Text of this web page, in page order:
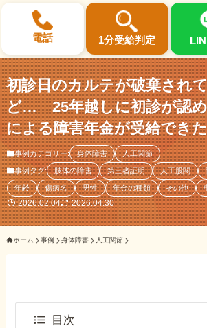
電話 1分受給判定
選ばれる3つの理由
初回相談料0円・受給後報酬型
サポート料金について
県内 No.1 の豊富な知識と経験
初診日のカルテが破棄され
ど… 25年越しに初診が認め
による障害年金が受給でき
事例カテゴリー: 身体障害 人工関節
事例タグ: 肢体の障害 第三者証明 人工股関
年齢 傷病名 男性 年金の種類 その他
2026.02.04 2026.04.30
ホーム 事例 身体障害 人工関節
目次